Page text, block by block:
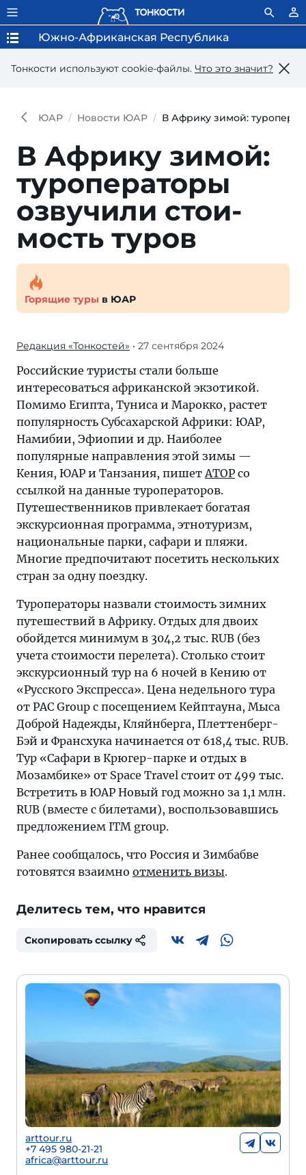
Тонкости используют сookie-файлы. Что это значит?
Южно-Африканская Республика
ЮАР Новости ЮАР В Африку зимой:
В Африку зимой:
туроперато­ры
озву­чили стои­
мость туров
Горящие туры в ЮАР
Редакция «Тонкостей» • 27 сентября 2024
Российские туристы стали больше
интересоваться африканской экзотикой.
Помимо Египта, Туниса и Марокко, растет
популярность Субсахарской Африки: ЮАР,
Намибии, Эфиопии и др. Наиболее
популярные направления этой зимы —
Кения, ЮАР и Танзания, пишетАТОР со
ссылкой на данные туроператоров.
Путешественников привлекает богатая
экскурсионная программа, этнотуризм,
национальные парки, сафари и пляжи.
Многие предпочитают посетить нескольких
стран за одну поездку.
Туроператоры назвали стоимость зимних
путешествий в Африку. Отдых для двоих
обойдется минимум в 304,2 тыс. RUB (без
учета стоимости перелета). Столько стоит
экскурсионный тур на 6 ночей в Кению от
«Русского Экспресса». Цена недельного тура
от PAC Group с посещением Кейптауна, Мыса
Доброй Надежды, Кляйнберга, Плеттенберг-
Бэй и Франсхука начинается от 618,4 тыс. RUB.
Тур «Сафари в Крюгер-парке и отдых в
Мозамбике» от Space Travel стоит от 499 тыс.
Встретить в ЮАР Новый год можно за 1,1 млн.
RUB (вместе с билетами), воспользовавшись
предложением ITM group.
Ранее сообщалось, что Россия и Зимбабве
готовятся взаимно отменить визы.
Делитесь тем, что нравится
Скопировать ссылку
arttour.ru
+7 495 980-21-21
africa@arttour.ru